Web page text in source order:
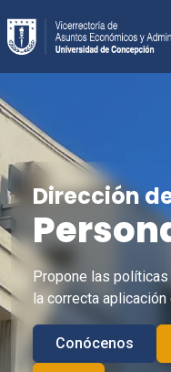
al
contenido
Dirección
Propone las
la correcta aplicación
Conócenos